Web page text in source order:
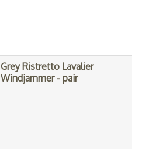
Grey Ristretto Lavalier
Windjammer - pair